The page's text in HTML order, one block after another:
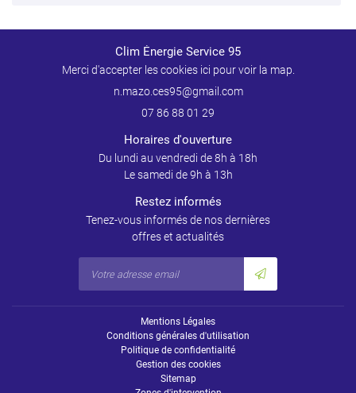
Clim Énergie Service 95
Merci d'accepter les cookies ici pour voir la map.
07 86 88 01 29
Horaires d'ouverture
Du lundi au vendredi de 8h à 18h
Le samedi de 9h à 13h
Restez informés
Tenez-vous informés de nos dernières
offres et actualités
Mentions Légales
Conditions générales d'utilisation
Politique de confidentialité
Gestion des cookies
Sitemap